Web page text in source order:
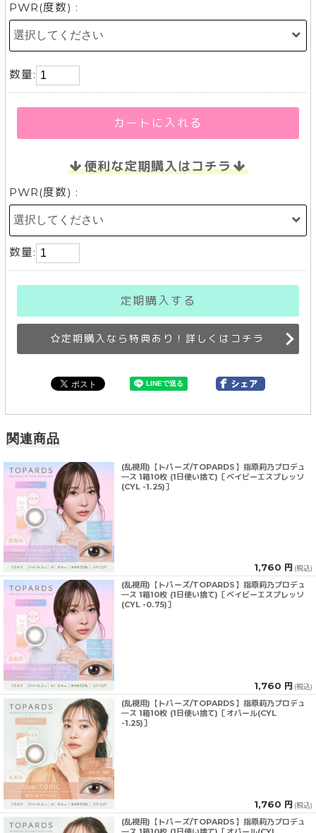
PWR(度数) :
数量:
カートに入れる
便利な定期購入はコチラ
PWR(度数) :
数量:
定期購入する
定期購入なら特典あり！詳しくはコチラ
関連商品
(乱視用)【トパーズ/TOPARDS】指原莉乃プロデュ
―ス 1箱10枚 (1日使い捨て)［ベイビーエスプレッソ
(CYL -1.25)］
1,760 円 (税込)
(乱視用)【トパーズ/TOPARDS】指原莉乃プロデュ
―ス 1箱10枚 (1日使い捨て)［ベイビーエスプレッソ
(CYL -0.75)］
1,760 円 (税込)
(乱視用)【トパーズ/TOPARDS】指原莉乃プロデュ
―ス 1箱10枚 (1日使い捨て)［オパール(CYL
-1.25)］
1,760 円 (税込)
(乱視用)【トパーズ/TOPARDS】指原莉乃プロデュ